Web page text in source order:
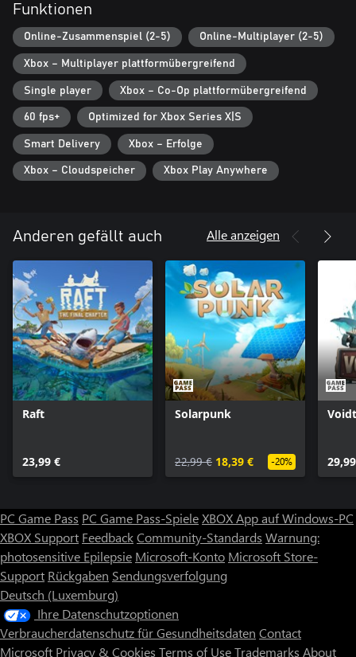
seinen Reisen mit dir teilen, dir nützliche Ratschläge geben und
deine Ressourcen gegen Baupläne für neue Gebäude tauschen.
Funktionen
Online-Zusammenspiel (2-5) Online-Multiplayer (2-5)
Xbox – Multiplayer plattformübergreifend
Single player Xbox – Co-Op plattformübergreifend
60 fps+ Optimized for Xbox Series X|S
Smart Delivery Xbox – Erfolge
Xbox – Cloudspeicher Xbox Play Anywhere
Anderen gefällt auch Alle anzeigen
Raft
23,99 €
Solarpunk
22,99 € 18,39 € -20%
PC Game Pass PC Game Pass-SpieleXBOX App auf Windows-PC
XBOX Support FeedbackCommunity-Standards Warnung:
photosensitive Epilepsie Microsoft-Konto Microsoft Store-
Support Rückgaben Sendungsverfolgung
Deutsch (Luxemburg)
Ihre Datenschutzoptionen
Verbraucherdatenschutz für Gesundheitsdaten Contact
Microsoft Privacy & Cookies Terms of UseTrademarks About